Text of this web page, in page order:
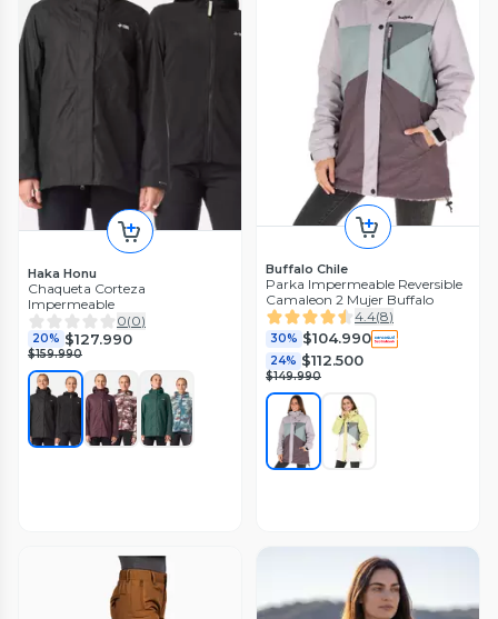
Haka Honu
Chaqueta Corteza
Impermeable
0(0)
20% $127.990
$159.990
Buffalo Chile
Parka Impermeable Reversible
Camaleon 2 Mujer Buffalo
4.4(8)
30% $104.990
24% $112.500
$149.990